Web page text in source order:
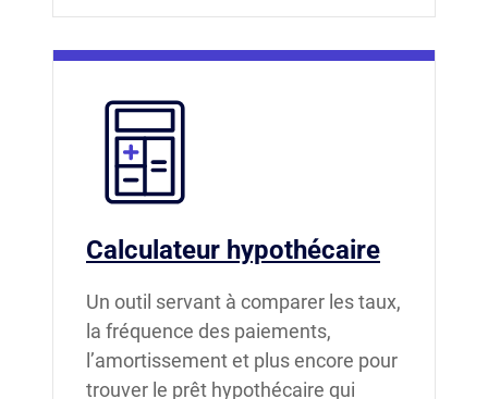
Calculateur hypothécaire
Un outil servant à comparer les taux,
la fréquence des paiements,
l’amortissement et plus encore pour
trouver le prêt hypothécaire qui